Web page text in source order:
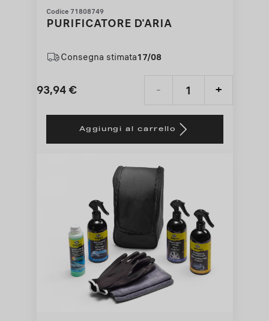
Codice 71808749
PURIFICATORE D'ARIA
Consegna stimata17/08
93,94 €
Price
93,94
- +
Quantity
to:
Aggiungi al carrello